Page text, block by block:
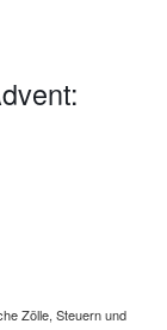
Zölle, Steuern und